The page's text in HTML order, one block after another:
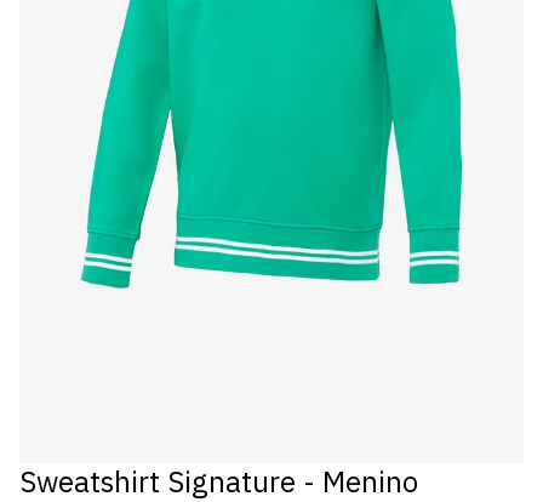
Sweatshirt Signature - Menino